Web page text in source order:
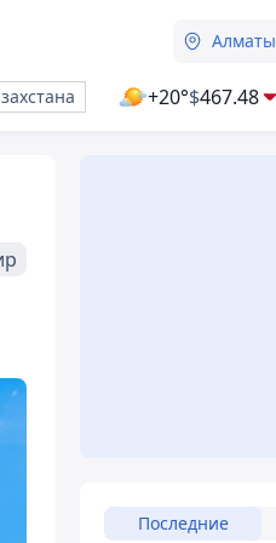
Алматы
+20°$467.48
Последние